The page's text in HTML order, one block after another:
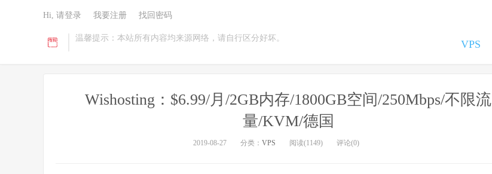
温馨提示：本站所有内容均来源网络，请自行区分好坏。
VPS
Hi, 请登录 我要注册 找回密码
Wishosting：$6.99/月/2GB内存/1800GB空间/250Mbps/不限流
量/KVM/德国
2019-08-27 分类： VPS 阅读(1149) 评论(0)